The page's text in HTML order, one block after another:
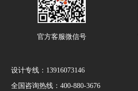
官方客服微信号
设计专线：13916073146
全国咨询热线：400-880-3676